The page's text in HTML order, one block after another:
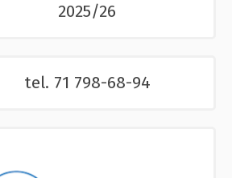
2025/26
tel. 71 798-68-94